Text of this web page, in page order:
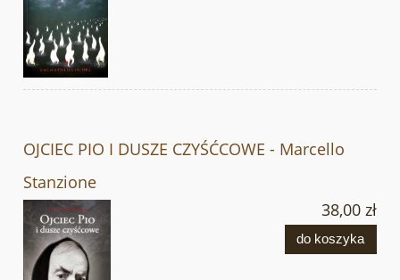
OJCIEC PIO I DUSZE CZYŚĆCOWE - Marcello
Stanzione
38,00 zł
do koszyka